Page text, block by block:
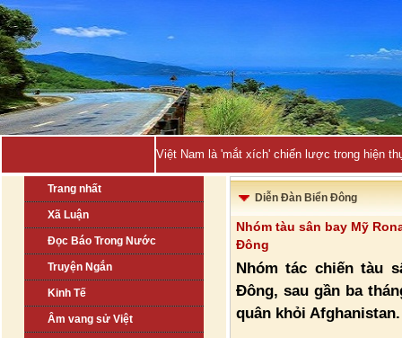
Việt Nam là 'mắt xích' chiến lược trong hiện
Trang nhất
Xã Luận
Đọc Báo Trong Nước
Truyện Ngắn
Kinh Tế
Âm vang sử Việt
Diễn Đàn Biển Đông
Nhóm tàu sân bay Mỹ
Đông
Nhóm tác chiến tàu
Đông, sau gần ba
quân khỏi Afghanistan.